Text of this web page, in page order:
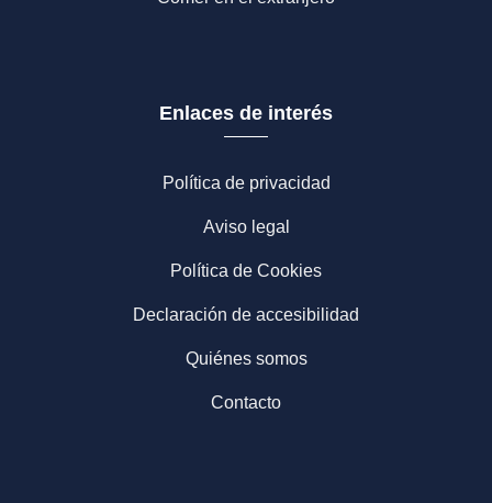
Enlaces de interés
Política de privacidad
Aviso legal
Política de Cookies
Declaración de accesibilidad
Quiénes somos
Contacto